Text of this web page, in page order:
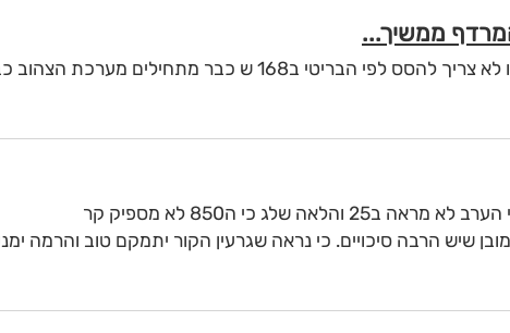
ב168 ש כבר מתחילים מערכת הצהוב כבר עלינו
שלג כי ה850 לא מספיק קר
שיש הרבה סיכויים. כי נראה שגרעין הקור יתמקם טוב והרמה